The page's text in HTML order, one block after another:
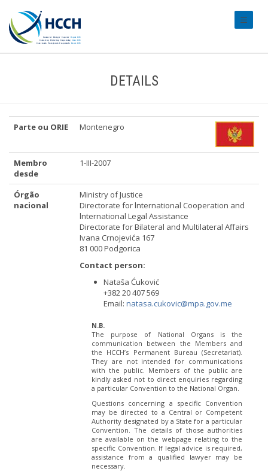
DETAILS
Parte ou ORIE Montenegro
Membro
desde
1-III-2007
Órgão
nacional
Ministry of Justice
Directorate for lnternational Cooperation and
lnternational Legal Assistance
Directorate for Bilateral and Multilateral Affairs
Ivana Crnojevića 167
81 000 Podgorica
Contact person:
Nataša Ćuković
+382 20 407 569
Email: natasa.cukovic@mpa.gov.me
N.B.
The purpose of National Organs is the
communication between the Members and
the HCCH’s Permanent Bureau (Secretariat).
They are not intended for communications
with the public. Members of the public are
kindly asked not to direct enquiries regarding
a particular Convention to the National Organ.
Questions concerning a specific Convention
may be directed to a Central or Competent
Authority designated by a State for a particular
Convention. The details of those authorities
are available on the webpage relating to the
specific Convention. If legal advice is required,
assistance from a qualified lawyer may be
necessary.